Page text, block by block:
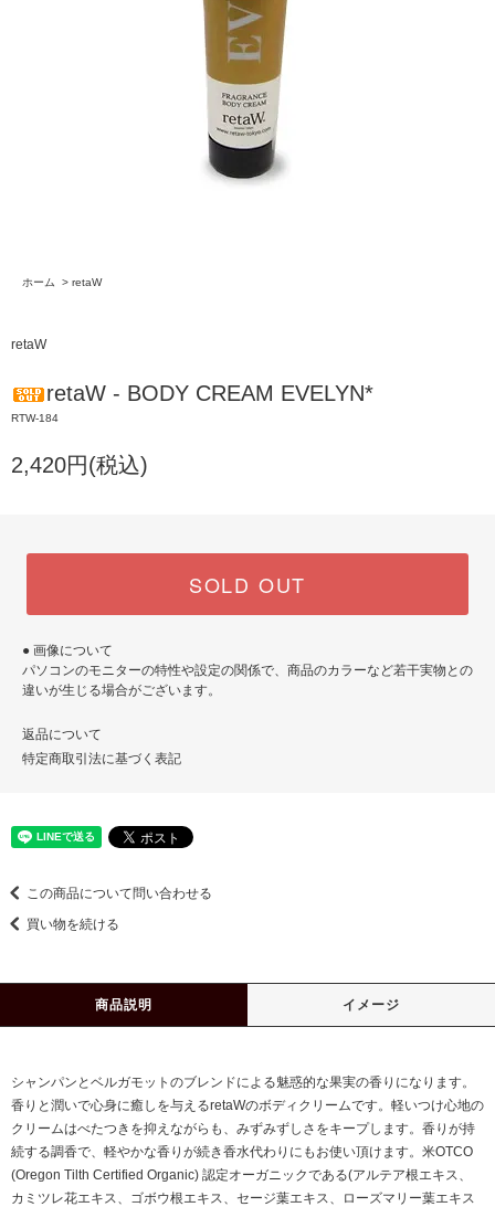
ホーム > retaW
retaW
retaW - BODY CREAM EVELYN*
RTW-184
2,420円(税込)
SOLD OUT
● 画像について
パソコンのモニターの特性や設定の関係で、商品のカラーなど若干実物との
違いが生じる場合がございます。
返品について
特定商取引法に基づく表記
この商品について問い合わせる
買い物を続ける
商品説明 イメージ
シャンパンとベルガモットのブレンドによる魅惑的な果実の香りになります。
香りと潤いで心身に癒しを与えるretaWのボディクリームです。軽いつけ心地の
クリームはべたつきを抑えながらも、みずみずしさをキープします。香りが持
続する調香で、軽やかな香りが続き香水代わりにもお使い頂けます。米OTCO
(Oregon Tilth Certified Organic) 認定オーガニックである(アルテア根エキス、
カミツレ花エキス、ゴボウ根エキス、セージ葉エキス、ローズマリー葉エキス